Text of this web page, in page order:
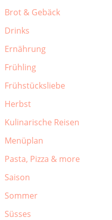
Brot & Gebäck
Drinks
Ernährung
Frühling
Frühstücksliebe
Herbst
Kulinarische Reisen
Menüplan
Pasta, Pizza & more
Saison
Sommer
Süsses